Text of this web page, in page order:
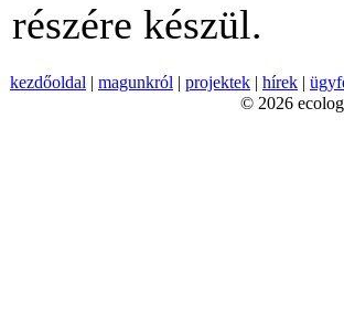
részére készül.
kezdőoldal | magunkról | projektek | hírek |
© 2026